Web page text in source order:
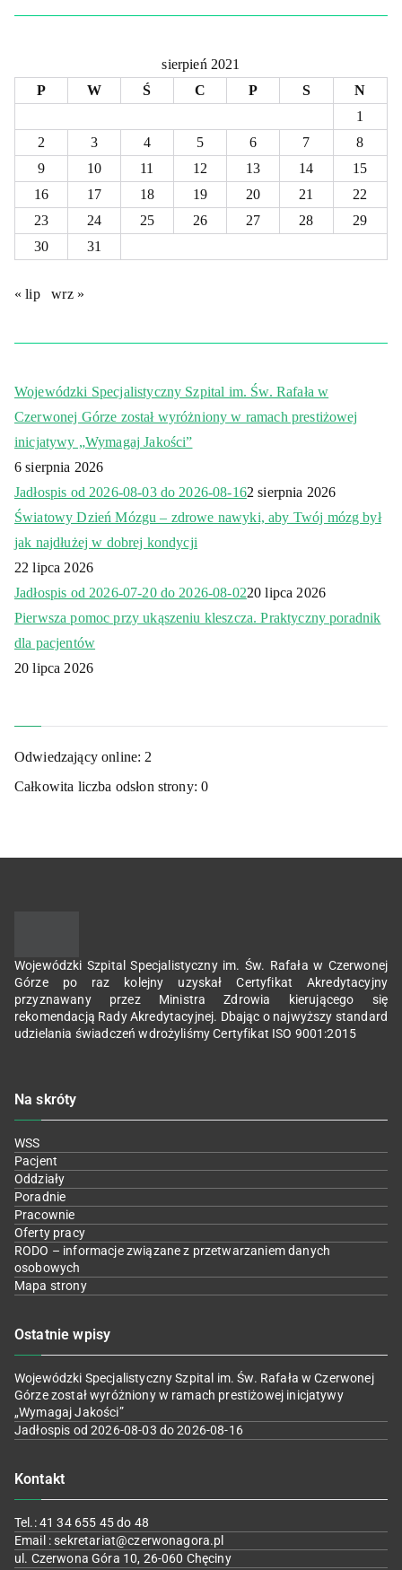
sierpień 2021
P
W Ś C P S
N
1
2
3 4 5 6 7
8
9
10 11 12 13 14
15
16
17 18 19 20 21
22
23
24 25 26 27 28
29
30
31
« lip wrz »
Wojewódzki Specjalistyczny Szpital im. Św. Rafała w
Czerwonej Górze został wyróżniony w ramach prestiżowej
inicjatywy „Wymagaj Jakości”
6 sierpnia 2026
Jadłospis od 2026-08-03 do 2026-08-162 sierpnia 2026
Światowy Dzień Mózgu – zdrowe nawyki, aby Twój mózg był
jak najdłużej w dobrej kondycji
22 lipca 2026
Jadłospis od 2026-07-20 do 2026-08-0220 lipca 2026
Pierwsza pomoc przy ukąszeniu kleszcza. Praktyczny poradnik
dla pacjentów
20 lipca 2026
Odwiedzający online: 2
Całkowita liczba odsłon strony:0
Wojewódzki Szpital Specjalistyczny im. Św. Rafała w Czerwonej
Górze po raz kolejny uzyskał Certyfikat Akredytacyjny
przyznawany przez Ministra Zdrowia kierującego się
rekomendacją Rady Akredytacyjnej. Dbając o najwyższy standard
udzielania świadczeń wdrożyliśmy Certyfikat ISO 9001:2015
Na skróty
WSS
Pacjent
Oddziały
Poradnie
Pracownie
Oferty pracy
RODO – informacje związane z przetwarzaniem danych
osobowych
Mapa strony
Ostatnie wpisy
Wojewódzki Specjalistyczny Szpital im. Św. Rafała w Czerwonej
Górze został wyróżniony w ramach prestiżowej inicjatywy
„Wymagaj Jakości”
Jadłospis od 2026-08-03 do 2026-08-16
Kontakt
Tel.: 41 34 655 45 do 48
Email : sekretariat@czerwonagora.pl
ul. Czerwona Góra 10, 26-060 Chęciny